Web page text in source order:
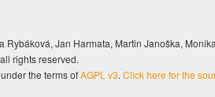
Jan Harmata, Martin Janoška,
rights reserved.
the terms ofAGPL v3. Click here for the